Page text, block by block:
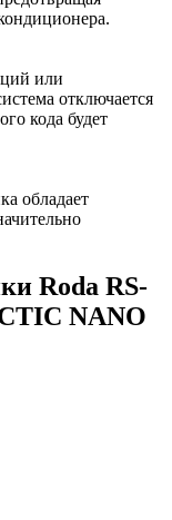
или
отключается
кода будет
обладает
Roda RS-
NANO